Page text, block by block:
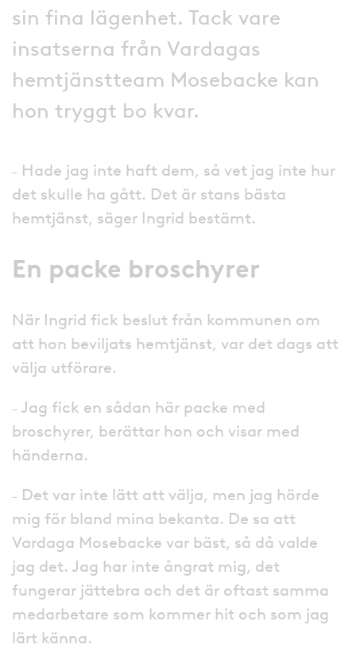
sin fina lägenhet. Tack vare
insatserna från Vardagas
hemtjänstteam Mosebacke kan
hon tryggt bo kvar.
˗ Hade jag inte haft dem, så vet jag inte hur
det skulle ha gått. Det är stans bästa
hemtjänst, säger Ingrid bestämt.
En packe broschyrer
När Ingrid fick beslut från kommunen om
att hon beviljats hemtjänst, var det dags att
välja utförare.
˗ Jag fick en sådan här packe med
broschyrer, berättar hon och visar med
händerna.
˗ Det var inte lätt att välja, men jag hörde
mig för bland mina bekanta. De sa att
Vardaga Mosebacke var bäst, så då valde
jag det. Jag har inte ångrat mig, det
fungerar jättebra och det är oftast samma
medarbetare som kommer hit och som jag
lärt känna.